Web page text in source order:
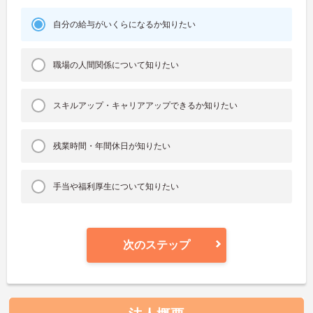
自分の給与がいくらになるか知りたい
職場の人間関係について知りたい
スキルアップ・キャリアアップできるか知りたい
残業時間・年間休日が知りたい
手当や福利厚生について知りたい
次のステップ